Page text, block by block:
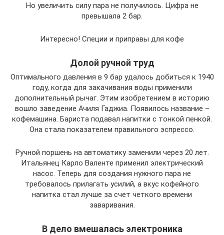
Но увеличить силу пара не получилось. Цифра не
превышала 2 бар.
Интересно! Специи и приправы для кофе
Долой ручной труд
Оптимального давления в 9 бар удалось добиться к 1940
году, когда для закачивания воды применили
дополнительный рычаг. Этим изобретением в историю
вошло заведение Ачиля Гаджиа. Появилось название –
кофемашина. Бариста подавал напитки с тонкой пенкой.
Она стала показателем правильного эспрессо.
Ручной поршень на автоматику заменили через 20 лет.
Итальянец Карло Валенте применил электрический
насос. Теперь для создания нужного пара не
требовалось прилагать усилий, а вкус кофейного
напитка стал лучше за счет четкого времени
заваривания.
В дело вмешалась электроника